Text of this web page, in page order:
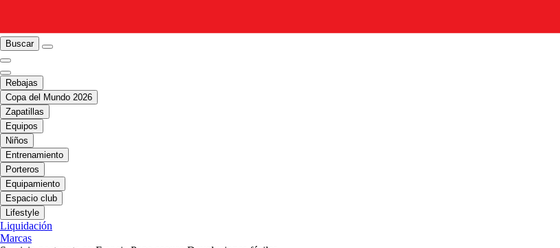
Buscar
Rebajas
Copa del Mundo 2026
Zapatillas
Equipos
Niños
Entrenamiento
Porteros
Equipamiento
Espacio club
Lifestyle
Liquidación
Marcas